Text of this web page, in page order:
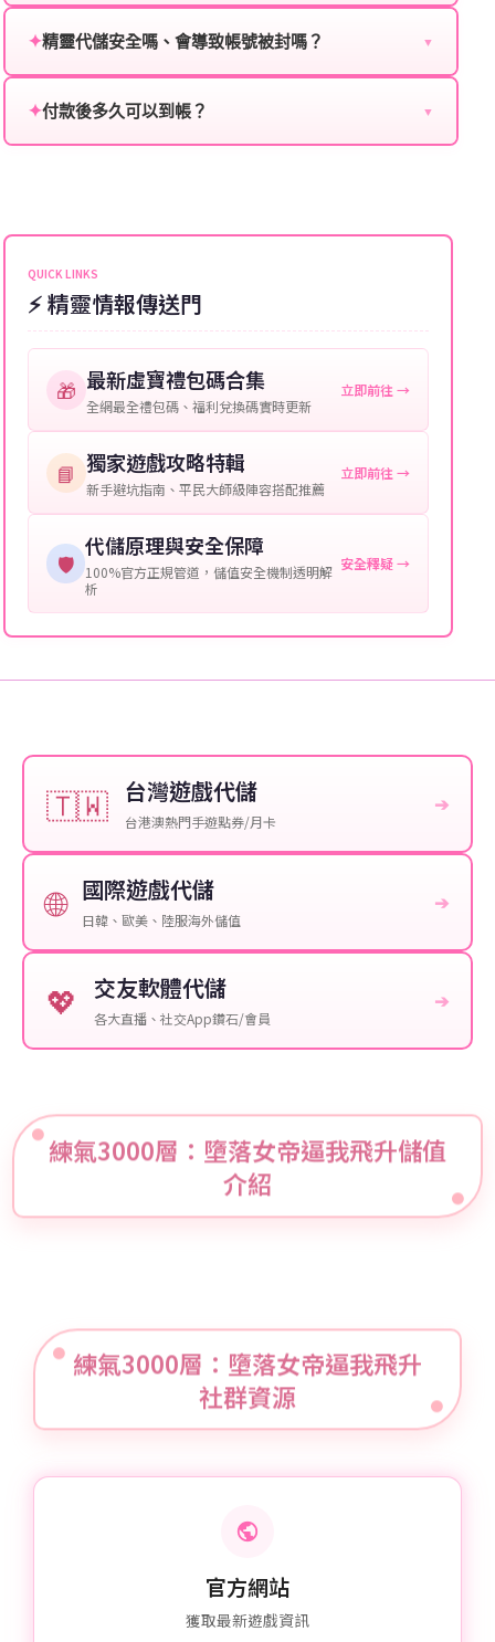
角色名稱：您遊戲中的角色名稱。
等級：角色的當前等級。
提供這些信息能幫助我們更快地處理您的代儲需求，確
保您盡享遊戲樂趣！
贈送、大額儲值優惠及節日限定活動，儲值最低6折
✦精靈代儲安全嗎、會導致帳號被封嗎？ ▼
單，不使用外掛程式、非法點數或異常儲值管道。您獲
✦付款後多久可以到帳？ ▼
可直接聯絡客服查詢訂單進度。
QUICK LINKS
⚡ 精靈情報傳送門
🎁 最新虛寶禮包碼合集
全網最全禮包碼、福利兌換碼實時更新
立即前往 →
📘 獨家遊戲攻略特輯
新手避坑指南、平民大師級陣容搭配推薦
立即前往 →
🛡️
代儲原理與安全保障
100%官方正規管道，儲值安全機制透明解
析
安全釋疑 →
🇹🇼 台灣遊戲代儲
台港澳熱門手遊點券/月卡
➔
🌐 國際遊戲代儲
日韓、歐美、陸服海外儲值
➔
💖 交友軟體代儲
各大直播、社交App鑽石/會員
➔
練氣3000層：墮落女帝逼我飛升儲值
介紹
練氣3000層：墮落女帝逼我飛升
社群資源
官方網站
獲取最新遊戲資訊